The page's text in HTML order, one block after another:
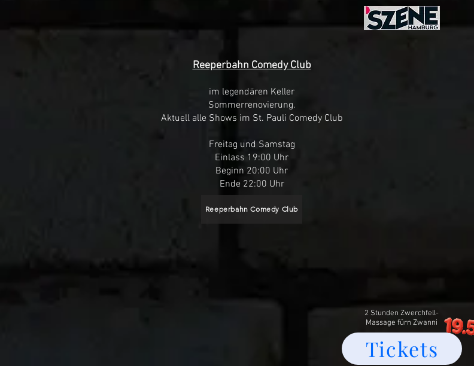
Reeperbahn Comedy Club
im legendären Keller
Sommerrenovierung.
Aktuell alle Shows im St. Pauli Comedy Club
Freitag und Samstag
Einlass 19:00 Uhr
Beginn 20:00 Uhr
Ende 22:00 Uhr
Reeperbahn Comedy Club
2 Stunden Zwerchfell-
Massage fürn Zwanni
Tickets